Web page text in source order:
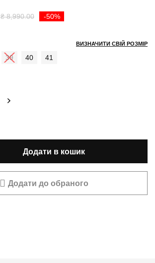
-50%
₴8,990.00
Оригінальна
₴ 8,990.00.
Поточна
₴ 4,495.00.
ВИЗНАЧИТИ СВІЙ РОЗМІР
39 40 41
Додати в кошик
Додати до обраного